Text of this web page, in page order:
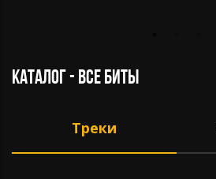
каталог - все биты
Треки